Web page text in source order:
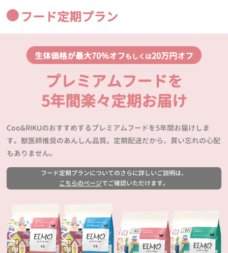
フード定期プラン
生体価格が最大70％オフもしくは20万円オフ
プレミアムフードを
5年間楽々定期お届け
Coo&RIKUのおすすめするプレミアムフードを5年間お届けしま
す。獣医師推奨のあんしん品質。定期配送だから、買い忘れの心配
もありません。
フード定期プランについてのさらに詳しいご説明は、
こちらのページでご確認いただけます。